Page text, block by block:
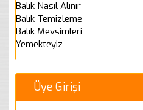
Balık Nasıl Alınır
Balık Temizleme
Balık Mevsimleri
Yemekteyiz
Üye Girişi